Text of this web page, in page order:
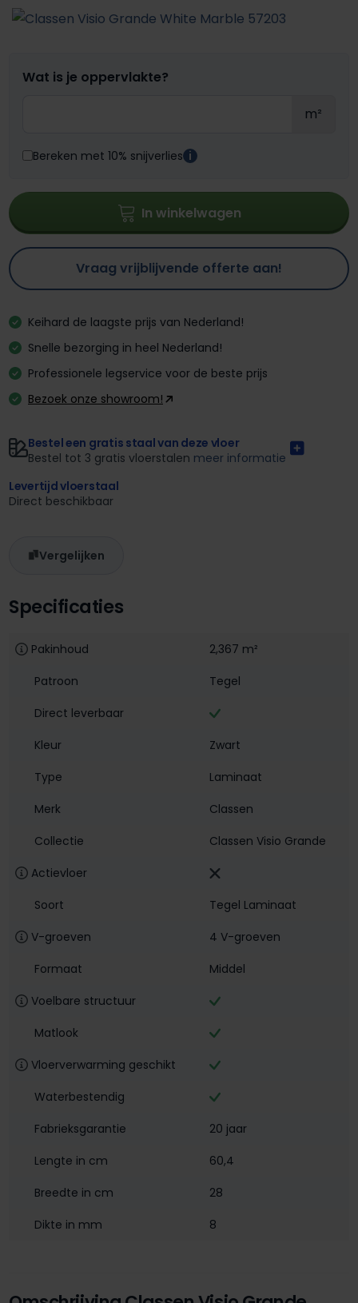
Specificaties
Pakinhoud
2,367 m²
Patroon
Tegel
Direct leverbaar
Kleur
Zwart
Type
Laminaat
Merk
Classen
Collectie
Classen Visio Grande
Actievloer
Soort
Tegel Laminaat
V-groeven
4 V-groeven
Formaat
Middel
Voelbare structuur
Matlook
Vloerverwarming geschikt
Waterbestendig‎
Fabrieksgarantie
20 jaar
Lengte in cm
60,4
Breedte in cm
28
Dikte in mm
8
Wat is je oppervlakte?
m²
Bereken met 10% snijverlies i
In winkelwagen
Vraag vrijblijvende offerte aan!
Keihard de laagste prijs van Nederland!
Snelle bezorging in heel Nederland!
Professionele legservice voor de beste prijs
Bezoek onze showroom!
Bestel een gratis staal van deze vloer
Bestel tot 3 gratis vloerstalen meer informatie
Levertijd vloerstaal
Direct beschikbaar
Vergelijken